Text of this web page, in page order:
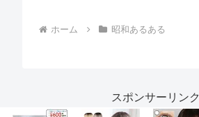
ホーム 昭和あるある
スポンサーリンク